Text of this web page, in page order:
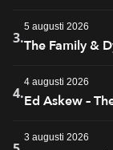
3.
5 augusti 2026
The Family &
4.
4 augusti 2026
Ed Askew –
3 augusti 2026